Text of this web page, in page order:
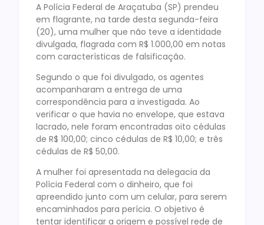
A Polícia Federal de Araçatuba (SP) prendeu
em flagrante, na tarde desta segunda-feira
(20), uma mulher que não teve a identidade
divulgada, flagrada com R$ 1.000,00 em notas
com características de falsificação.
Segundo o que foi divulgado, os agentes
acompanharam a entrega de uma
correspondência para a investigada. Ao
verificar o que havia no envelope, que estava
lacrado, nele foram encontradas oito cédulas
de R$ 100,00; cinco cédulas de R$ 10,00; e três
cédulas de R$ 50,00.
A mulher foi apresentada na delegacia da
Polícia Federal com o dinheiro, que foi
apreendido junto com um celular, para serem
encaminhados para perícia. O objetivo é
tentar identificar a origem e possível rede de